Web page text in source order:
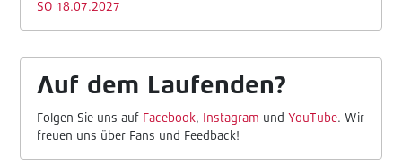
SO 18.07.2027
Auf dem Laufenden?
Folgen Sie uns auf Facebook, Instagram und YouTube. Wir
freuen uns über Fans und Feedback!